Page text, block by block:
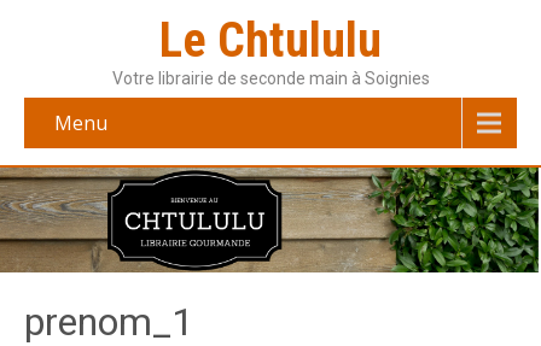
Le Chtululu
Votre librairie de seconde main à Soignies
Menu
prenom_1